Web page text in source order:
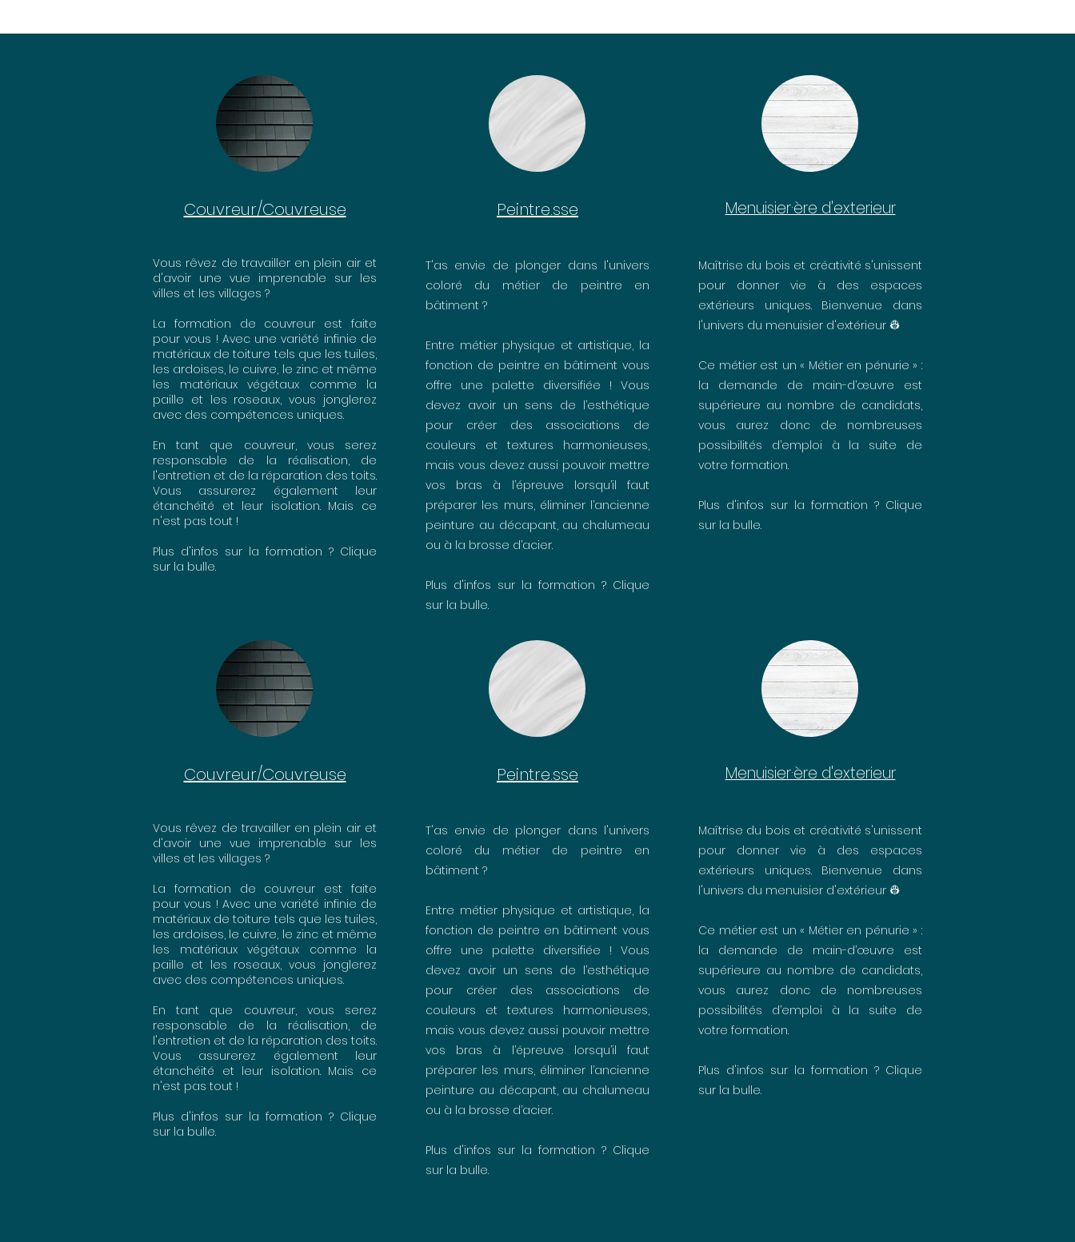
Couvreur/Couvreuse
Vous rêvez de travailler en plein air et
d'avoir une vue imprenable sur les
villes et les villages ?
La formation de couvreur est faite
pour vous ! Avec une variété infinie de
matériaux de toiture tels que les tuiles,
les ardoises, le cuivre, le zinc et même
les matériaux végétaux comme la
paille et les roseaux, vous jonglerez
avec des compétences uniques.
En tant que couvreur, vous serez
responsable de la réalisation, de
l'entretien et de la réparation des toits.
Vous assurerez également leur
étanchéité et leur isolation. Mais ce
n'est pas tout !
Plus d'infos sur la formation ? Clique
sur la bulle.
Couvreur/Couvreuse
Vous rêvez de travailler en plein air et
d'avoir une vue imprenable sur les
villes et les villages ?
La formation de couvreur est faite
pour vous ! Avec une variété infinie de
matériaux de toiture tels que les tuiles,
les ardoises, le cuivre, le zinc et même
les matériaux végétaux comme la
paille et les roseaux, vous jonglerez
avec des compétences uniques.
En tant que couvreur, vous serez
responsable de la réalisation, de
l'entretien et de la réparation des toits.
Vous assurerez également leur
étanchéité et leur isolation. Mais ce
n'est pas tout !
Plus d'infos sur la formation ? Clique
sur la bulle.
Peintre.sse
T'as envie de plonger dans l'univers
coloré du métier de peintre en
bâtiment ?
Entre métier physique et artistique, la
fonction de peintre en bâtiment vous
offre une palette diversifiée ! Vous
devez avoir un sens de l’esthétique
pour créer des associations de
couleurs et textures harmonieuses,
mais vous devez aussi pouvoir mettre
vos bras à l’épreuve lorsqu’il faut
préparer les murs, éliminer l’ancienne
peinture au décapant, au chalumeau
ou à la brosse d’acier.
Plus d'infos sur la formation ? Clique
sur la bulle.
Peintre.sse
T'as envie de plonger dans l'univers
coloré du métier de peintre en
bâtiment ?
Entre métier physique et artistique, la
fonction de peintre en bâtiment vous
offre une palette diversifiée ! Vous
devez avoir un sens de l’esthétique
pour créer des associations de
couleurs et textures harmonieuses,
mais vous devez aussi pouvoir mettre
vos bras à l’épreuve lorsqu’il faut
préparer les murs, éliminer l’ancienne
peinture au décapant, au chalumeau
ou à la brosse d’acier.
Plus d'infos sur la formation ? Clique
sur la bulle.
Menuisier·ère d'exterieur
Maîtrise du bois et créativité s'unissent
pour donner vie à des espaces
extérieurs uniques. Bienvenue dans
l'univers du menuisier d'extérieur 👷
Ce métier est un « Métier en pénurie » :
la demande de main-d’œuvre est
supérieure au nombre de candidats,
vous aurez donc de nombreuses
possibilités d’emploi à la suite de
votre formation.
Plus d'infos sur la formation ? Clique
sur la bulle.
Menuisier·ère d'exterieur
Maîtrise du bois et créativité s'unissent
pour donner vie à des espaces
extérieurs uniques. Bienvenue dans
l'univers du menuisier d'extérieur 👷
Ce métier est un « Métier en pénurie » :
la demande de main-d’œuvre est
supérieure au nombre de candidats,
vous aurez donc de nombreuses
possibilités d’emploi à la suite de
votre formation.
Plus d'infos sur la formation ? Clique
sur la bulle.